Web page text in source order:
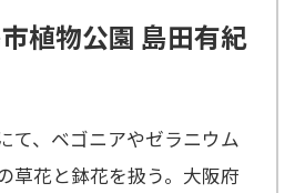
植物公園 島田有紀
て、ベゴニアやゼラニウム
草花と鉢花を扱う。大阪府